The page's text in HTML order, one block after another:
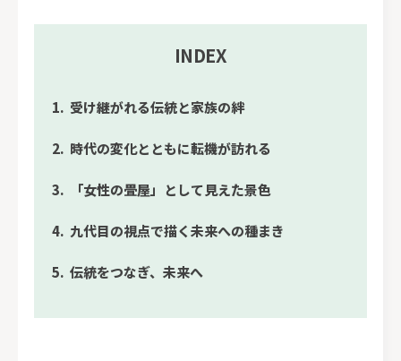
INDEX
受け継がれる伝統と家族の絆
時代の変化とともに転機が訪れる
「女性の畳屋」として見えた景色
九代目の視点で描く未来への種まき
伝統をつなぎ、未来へ